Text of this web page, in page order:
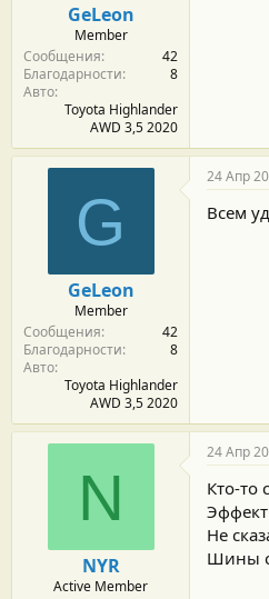
GeLeon
Member
Сообщения
42
Благодарности
8
Авто
Toyota Highlander
AWD 3,5 2020
G
GeLeon
Member
Сообщения
42
Благодарности
8
Авто
Toyota Highlander
AWD 3,5 2020
24 Апр
Всем
N
NYR
Active Member
24 Апр
Кто-то
Эффект
Не
Шины